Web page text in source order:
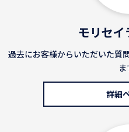
モリセイ
過去にお客様からいただいた質
ま
詳細